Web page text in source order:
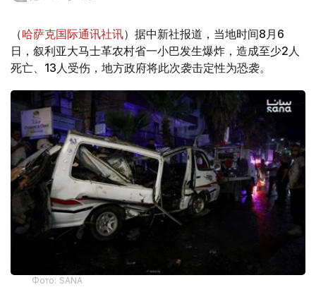
（哈萨克国际通讯社讯）据中新社报道，当地时间8月6
日，叙利亚大马士革农村省一小巴发生爆炸，造成至少2人
死亡、13人受伤，地方政府将此次袭击定性为恐袭。
Фото: SANA